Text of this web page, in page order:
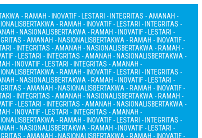
- RAMAH - INOVATIF - LESTARI - INTEGRITAS - AMANAH -
BERTAKWA - RAMAH - INOVATIF - LESTARI - INTEGRITAS -
- NASIONALISBERTAKWA - RAMAH - INOVATIF - LESTARI -
- AMANAH - NASIONALISBERTAKWA - RAMAH - INOVATIF -
- INTEGRITAS - AMANAH - NASIONALISBERTAKWA - RAMAH -
- LESTARI - INTEGRITAS - AMANAH - NASIONALISBERTAKWA -
- INOVATIF - LESTARI - INTEGRITAS - AMANAH -
BERTAKWA - RAMAH - INOVATIF - LESTARI - INTEGRITAS -
- NASIONALISBERTAKWA - RAMAH - INOVATIF - LESTARI -
- AMANAH - NASIONALISBERTAKWA - RAMAH - INOVATIF -
- INTEGRITAS - AMANAH - NASIONALISBERTAKWA - RAMAH -
- LESTARI - INTEGRITAS - AMANAH - NASIONALISBERTAKWA -
- INOVATIF - LESTARI - INTEGRITAS - AMANAH -
BERTAKWA - RAMAH - INOVATIF - LESTARI - INTEGRITAS -
- NASIONALISBERTAKWA - RAMAH - INOVATIF - LESTARI -
- AMANAH - NASIONALISBERTAKWA - RAMAH - INOVATIF -